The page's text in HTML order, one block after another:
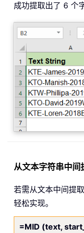
成功提取出了 6 个
从文本字符串中间
若需从文本中间提
轻松实现。
=MID (text,